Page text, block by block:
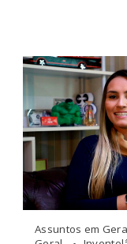
Assuntos em